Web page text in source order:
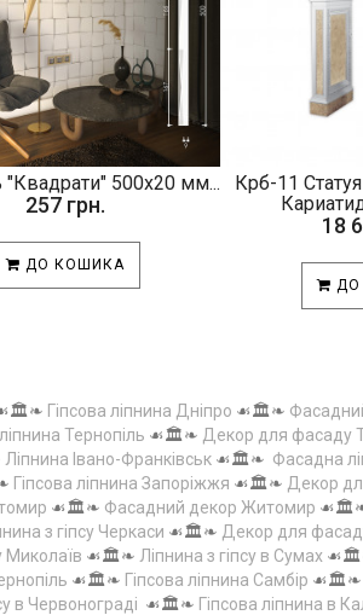
"Квадрати" 500х20 мм...
257 грн.
ДО КОШИКА
Крб-11
18
ДО
Гіпсова ліпнина Дніпро ☙🏛️❧
Тернопіль ☙🏛️❧ Декор для фасаду
Ліпнина Івано-Франківськ ☙🏛️❧ Фасадна
Гіпсова ліпнина Запоріжжя ☙🏛️❧ Декор
☙🏛️❧ Фасадний декор Житомир
з гіпсу Черкаси ☙🏛️❧ Декор для
☙🏛️❧ Ліпнина з гіпсу в Сумах
☙🏛️❧ Гіпсова ліпнина Самбір ☙🏛️❧
в Червонограді ☙🏛️❧ Гіпсова ліпнина в